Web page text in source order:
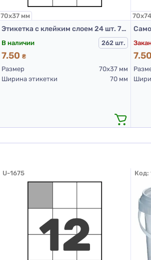
70х37 мм
Этикетка с клейким слоем 24 шт. 70х37 мм (А4)
В наличии 262 шт.
7.50 ₴
Размер
70х37 мм
Ширина этикетки
70 мм
U-1675 Код: